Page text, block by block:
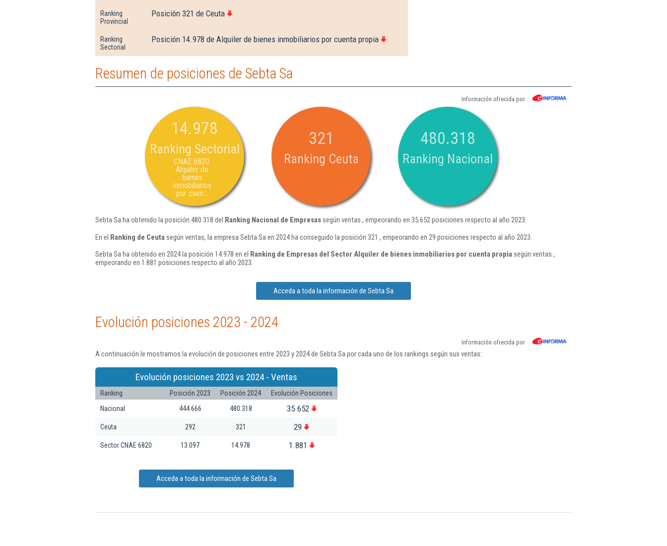
Ranking
Provincial
Posición 321 de Ceuta
Ranking
Sectorial
Posición 14.978 de Alquiler de bienes inmobiliarios por cuenta propia
Resumen de posiciones de Sebta Sa
Información ofrecida por
14.978
Ranking Sectorial
CNAE 6820:
Alquiler de
bienes
inmobiliarios
por cuen...
321
Ranking Ceuta
480.318
Ranking Nacional
Sebta Sa ha obtenido la posición 480.318 del Ranking Nacional de Empresassegún ventas , empeorando en 35.652 posiciones respecto al año 2023.
En el Ranking de Ceuta según ventas, la empresa Sebta Sa en 2024 ha conseguido la posición 321 , empeorando en 29 posiciones respecto al año 2023.
Sebta Sa ha obtenido en 2024 la posición 14.978 en el Ranking de Empresas del Sector Alquiler de bienes inmobiliarios por cuenta propiasegún ventas ,
empeorando en 1.881 posiciones respecto al año 2023.
Acceda a toda la información de Sebta Sa
Evolución posiciones 2023 - 2024
Información ofrecida por
A continuación le mostramos la evolución de posiciones entre 2023 y 2024 de Sebta Sa por cada uno de los rankings según sus ventas:
Evolución posiciones 2023 vs 2024 - Ventas
Ranking Posición 2023 Posición 2024
Evolución Posiciones
Nacional
444.666 480.318 35.652
Ceuta 292 321 29
Sector CNAE 6820 13.097 14.978 1.881
Acceda a toda la información de Sebta Sa